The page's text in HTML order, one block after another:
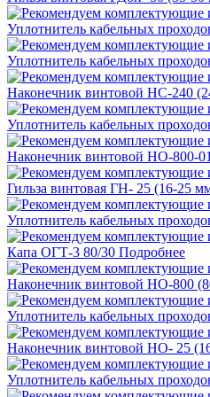
Уплотнитель кабельных
Уплотнитель кабельных
Наконечник винтовой НС-240
Уплотнитель кабельных
Наконечник винтовой НО-800-
Гильза винтовая ГН- 25 (16-25
Уплотнитель кабельных
Капа ОГТ-3 80/30 Подробнее
Наконечник винтовой НО-800
Уплотнитель кабельных
Наконечник винтовой НО- 25
Уплотнитель кабельных